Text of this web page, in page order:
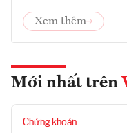
Xem thêm
Mới nhất trên
Chứng khoán